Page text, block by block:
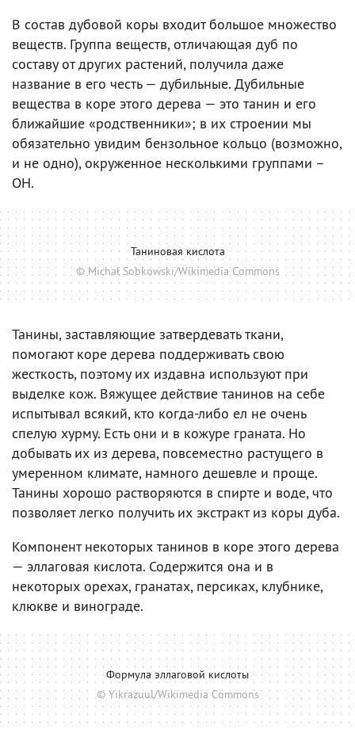
В состав дубовой коры входит большое множество
веществ. Группа веществ, отличающая дуб по
составу от других растений, получила даже
название в его честь — дубильные. Дубильные
вещества в коре этого дерева — это танин и его
ближайшие «родственники»; в их строении мы
обязательно увидим бензольное кольцо (возможно,
и не одно), окруженное несколькими группами –
OH.
Таниновая кислота
© Michał Sobkowski/Wikimedia Commons
Танины, заставляющие затвердевать ткани,
помогают коре дерева поддерживать свою
жесткость, поэтому их издавна используют при
выделке кож. Вяжущее действие танинов на себе
испытывал всякий, кто когда-либо ел не очень
спелую хурму. Есть они и в кожуре граната. Но
добывать их из дерева, повсеместно растущего в
умеренном климате, намного дешевле и проще.
Танины хорошо растворяются в спирте и воде, что
позволяет легко получить их экстракт из коры дуба.
Компонент некоторых танинов в коре этого дерева
— эллаговая кислота. Содержится она и в
некоторых орехах, гранатах, персиках, клубнике,
клюкве и винограде.
Формула эллаговой кислоты
© Yikrazuul/Wikimedia Commons